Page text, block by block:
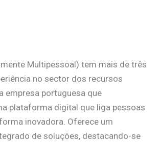
Multipessoal) tem mais de três
no sector dos recursos
empresa portuguesa que
plataforma digital que liga pessoas
inovadora. Oferece um
de soluções, destacando-se